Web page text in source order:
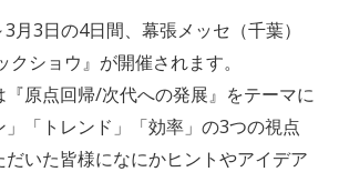
月3日の4日間、幕張メッセ（千葉）
ショウ』が開催されます。
原点回帰/次代への発展』をテーマに
」「トレンド」「効率」の3つの視点
いた皆様になにかヒントやアイデア